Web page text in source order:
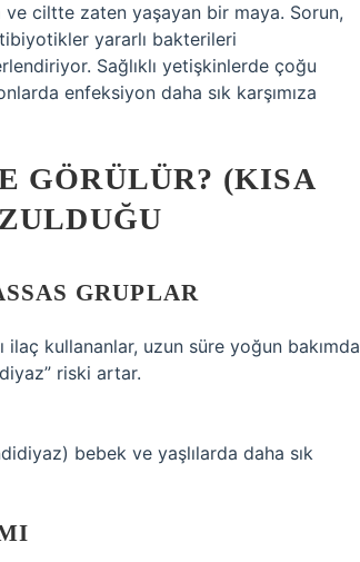
ve ciltte zaten yaşayan bir maya. Sorun,
yararlı bakterileri
Sağlıklı yetişkinlerde çoğu
enfeksiyon daha sık karşımıza
GÖRÜLÜR? (KISA
GRUPLAR
kullananlar, uzun süre yoğun bakımda
riski artar.
bebek ve yaşlılarda daha sık